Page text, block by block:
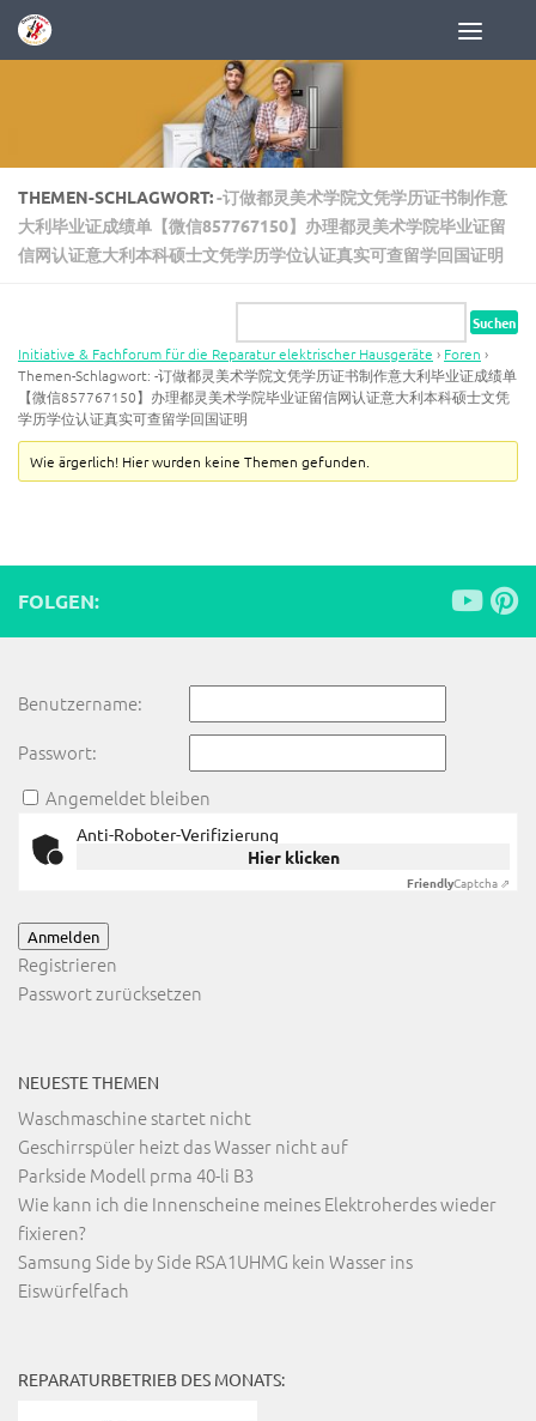
Zum Inhalt springen
THEMEN-SCHLAGWORT:-订做都灵美术学院文凭学历证书制作意
大利毕业证成绩单【微信857767150】办理都灵美术学院毕业证留
信网认证意大利本科硕士文凭学历学位认证真实可查留学回国证明
Initiative & Fachforum für die Reparatur elektrischer Hausgeräte › Foren ›
Themen-Schlagwort: -订做都灵美术学院文凭学历证书制作意大利毕业证成绩单
【微信857767150】办理都灵美术学院毕业证留信网认证意大利本科硕士文凭
学历学位认证真实可查留学回国证明
Wie ärgerlich! Hier wurden keine Themen gefunden.
FOLGEN:
Benutzername:
Passwort:
Angemeldet bleiben
Anti-Roboter-Verifizierung
Hier klicken
FriendlyCaptcha ⇗
Anmelden
Registrieren
Passwort zurücksetzen
NEUESTE THEMEN
Waschmaschine startet nicht
Geschirrspüler heizt das Wasser nicht auf
Parkside Modell prma 40-li B3
Wie kann ich die Innenscheine meines Elektroherdes wieder
fixieren?
Samsung Side by Side RSA1UHMG kein Wasser ins
Eiswürfelfach
REPARATURBETRIEB DES MONATS: